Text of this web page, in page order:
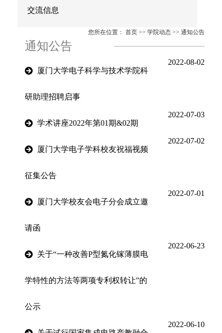
交流信息
您所在位置： 首页 >> 学院动态 >> 通知公告
通知公告
厦门大学电子科学与技术学院科
研助理招聘启事
2022-08-02
学术讲座2022年第01期&02期
2022-07-03
厦门大学电子学科校友祝福视频
征集公告
2022-07-02
厦门大学校友会电子分会成立邀
请函
2022-07-01
关于“一种改善P型氮化镓薄膜电
学特性的方法等两项专利权转让”的
公示
2022-06-23
2022-06-10